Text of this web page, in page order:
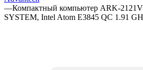
—Компактный компьютер ARK-
SYSTEM, Intel Atom E3845 QC 1.91